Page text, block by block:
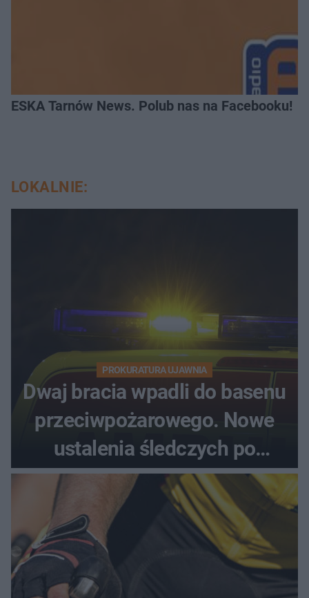
ESKA Tarnów News. Polub nas na Facebooku!
LOKALNIE:
PROKURATURA UJAWNIA
Dwaj bracia wpadli do basenu
przeciwpożarowego. Nowe
ustalenia śledczych po
dramatycznej akcji